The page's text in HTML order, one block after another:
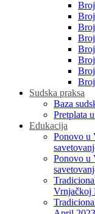
Sudska praksa
Baza
Pretplata
Edukacija
Ponovo u
Ponovo u
Vrnjačkoj